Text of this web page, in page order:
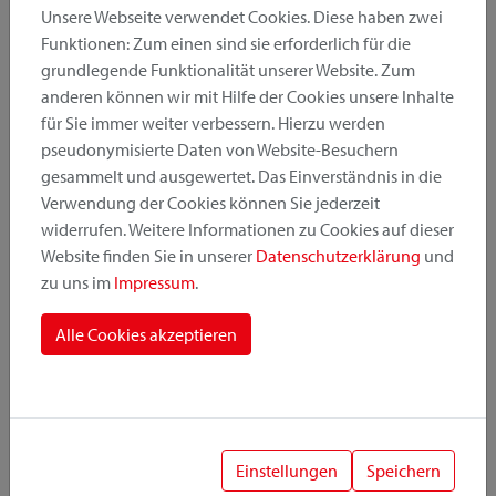
Produktkategorie
Montageposition
Befestigungssystem
Unsere Webseite verwendet Cookies. Diese haben zwei
Funktionen: Zum einen sind sie erforderlich für die
grundlegende Funktionalität unserer Website. Zum
anderen können wir mit Hilfe der Cookies unsere Inhalte
für Sie immer weiter verbessern. Hierzu werden
pseudonymisierte Daten von Website-Besuchern
gesammelt und ausgewertet. Das Einverständnis in die
Verwendung der Cookies können Sie jederzeit
widerrufen. Weitere Informationen zu Cookies auf dieser
Website finden Sie in unserer Datenschutzerklärung und
zu uns im Impressum.
Alle Cookies akzeptieren
Einstellungen Speichern